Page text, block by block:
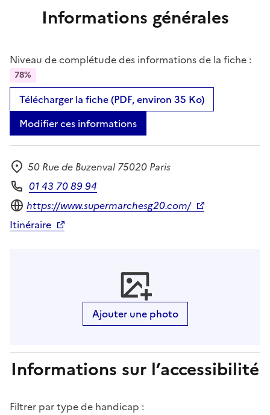
Informations générales
Niveau de complétude des informations de la fiche :
78%
Télécharger la fiche (PDF, environ 35 Ko)
Modifier ces informations
Adresse
50 Rue de Buzenval 75020 Paris
Téléphone
01 43 70 89 94
Site internet
https://www.supermarchesg20.com/
Itinéraire
Ajouter une photo
Informations sur l’accessibilité
Filtrer par type de handicap :